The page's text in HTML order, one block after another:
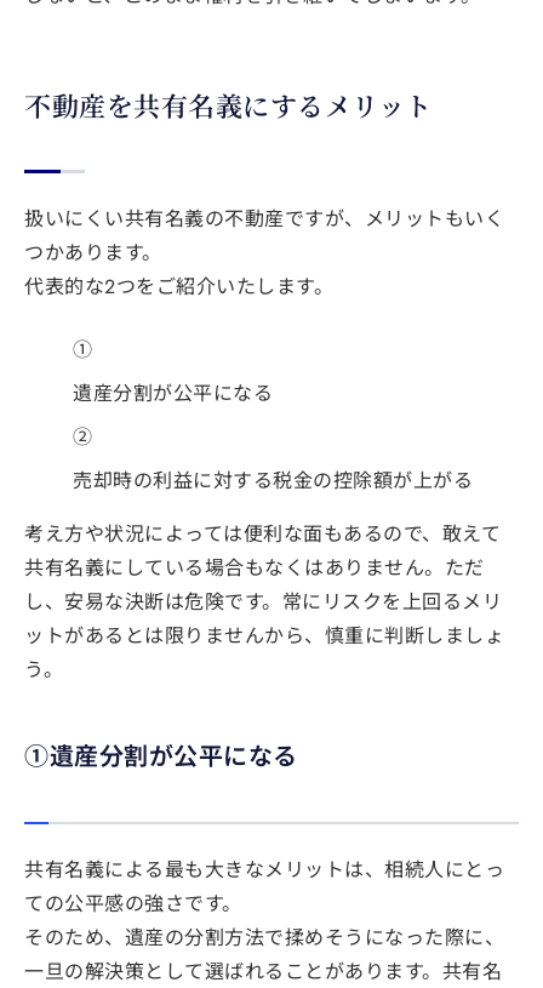
不動産を共有名義にするメリット
扱いにくい共有名義の不動産ですが、メリットもいく
つかあります。
代表的な2つをご紹介いたします。
①
遺産分割が公平になる
②
売却時の利益に対する税金の控除額が上がる
考え方や状況によっては便利な面もあるので、敢えて
共有名義にしている場合もなくはありません。ただ
し、安易な決断は危険です。常にリスクを上回るメリ
ットがあるとは限りませんから、慎重に判断しましょ
う。
①遺産分割が公平になる
共有名義による最も大きなメリットは、相続人にとっ
ての公平感の強さです。
そのため、遺産の分割方法で揉めそうになった際に、
一旦の解決策として選ばれることがあります。共有名